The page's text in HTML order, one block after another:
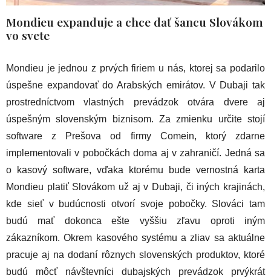
Mondieu expanduje a chce dať šancu Slovákom
vo svete
Mondieu je jednou z prvých firiem u nás, ktorej sa podarilo
úspešne expandovať do Arabských emirátov. V Dubaji tak
prostredníctvom vlastných prevádzok otvára dvere aj
úspešným slovenským biznisom. Za zmienku určite stojí
software z Prešova od firmy Comein, ktorý zdarne
implementovali v pobočkách doma aj v zahraničí. Jedná sa
o kasový software, vďaka ktorému bude vernostná karta
Mondieu platiť Slovákom už aj v Dubaji, či iných krajinách,
kde sieť v budúcnosti otvorí svoje pobočky. Slováci tam
budú mať dokonca ešte vyššiu zľavu oproti iným
zákazníkom. Okrem kasového systému a zliav sa aktuálne
pracuje aj na dodaní rôznych slovenských produktov, ktoré
budú môcť návštevníci dubajských prevádzok prvýkrát